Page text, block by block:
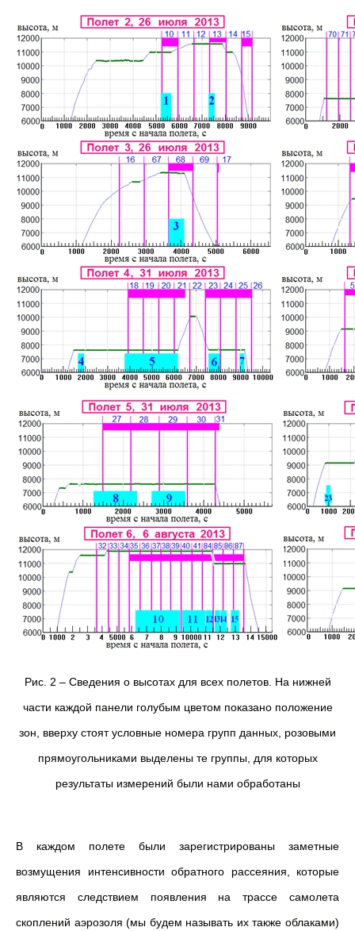
Рис. 2 – Сведения о высотах для всех полетов. На нижней
части каждой панели голубым цветом показано положение
зон, вверху стоят условные номера групп данных, розовыми
прямоугольниками выделены те группы, для которых
результаты измерений были нами обработаны
В каждом полете были зарегистрированы заметные
возмущения интенсивности обратного рассеяния, которые
являются следствием появления на трассе самолета
скоплений аэрозоля (мы будем называть их также облаками)